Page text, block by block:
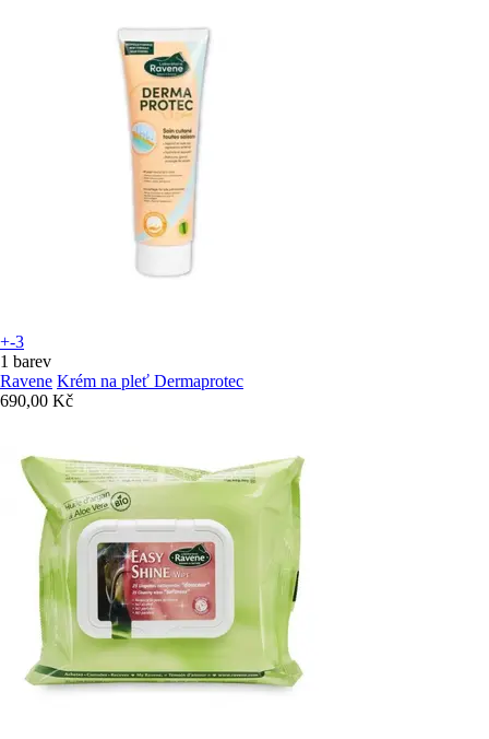
+-3
1 barev
Ravene Krém na pleť Dermaprotec
690,00 Kč